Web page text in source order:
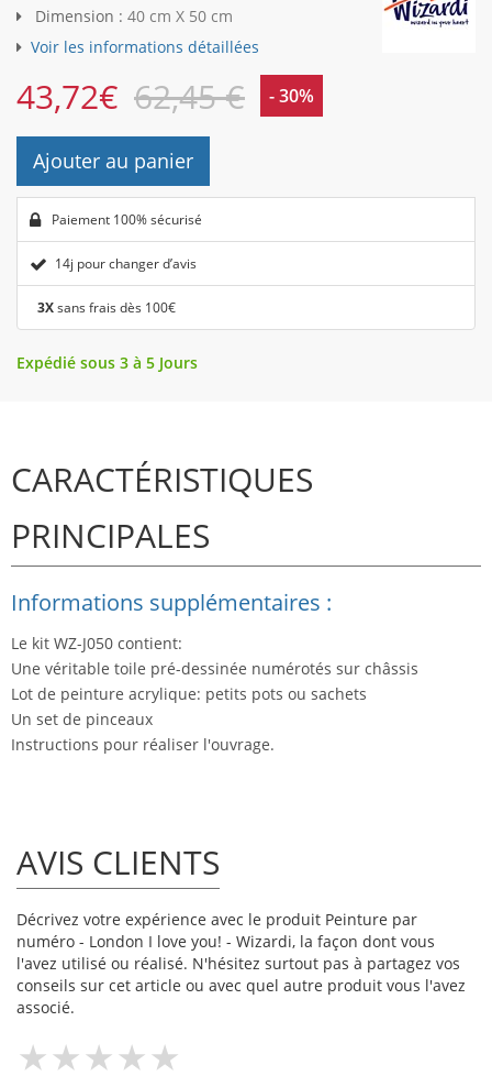
Dimension : 40 cm X 50 cm
Voir les informations détaillées
43,72€ 62,45 € - 30%
Ajouter au panier
Paiement 100% sécurisé
14j pour changer d’avis
3Xsans frais dès 100€
Expédié sous 3 à 5 Jours
CARACTÉRISTIQUES
PRINCIPALES
Informations supplémentaires :
Le kit WZ-J050 contient:
Une véritable toile pré-dessinée numérotés sur châssis
Lot de peinture acrylique: petits pots ou sachets
Un set de pinceaux
Instructions pour réaliser l'ouvrage.
AVIS CLIENTS
Décrivez votre expérience avec le produit Peinture par
numéro - London I love you! - Wizardi, la façon dont vous
l'avez utilisé ou réalisé. N'hésitez surtout pas à partagez vos
conseils sur cet article ou avec quel autre produit vous l'avez
associé.